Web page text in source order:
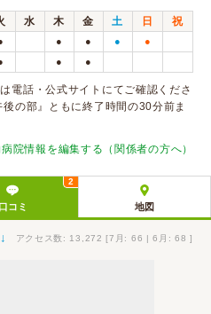
水 木 金 土 日
祝
● ● ● ●
● ●
電話・公式サイトにてご確認くださ
の部』ともに終了時間の30分前ま
院情報を編集する（関係者の方へ）
口コミ
2
地図
↓ アクセス数: 13,272 [7月: 66 | 6月: 68 ]